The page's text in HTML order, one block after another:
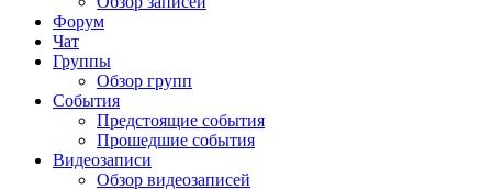
Форум
Чат
Группы
Обзор групп
События
Предстоящие события
Прошедшие события
Видеозаписи
Обзор видеозаписей